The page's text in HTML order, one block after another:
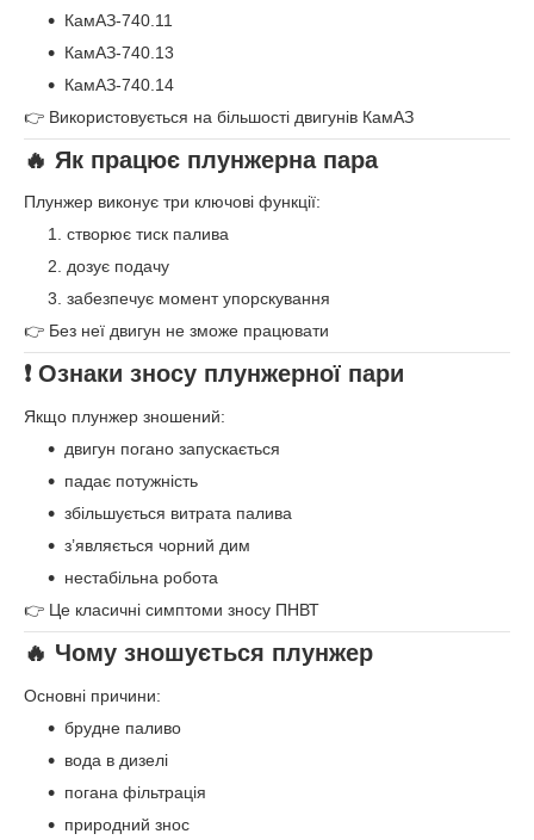
КамАЗ-740.11
КамАЗ-740.13
КамАЗ-740.14
👉 Використовується на більшості двигунів КамАЗ
🔥 Як працює плунжерна пара
Плунжер виконує три ключові функції:
створює тиск палива
дозує подачу
забезпечує момент упорскування
👉 Без неї двигун не зможе працювати
❗ Ознаки зносу плунжерної пари
Якщо плунжер зношений:
двигун погано запускається
падає потужність
збільшується витрата палива
з’являється чорний дим
нестабільна робота
👉 Це класичні симптоми зносу ПНВТ
🔥 Чому зношується плунжер
Основні причини:
брудне паливо
вода в дизелі
погана фільтрація
природний знос